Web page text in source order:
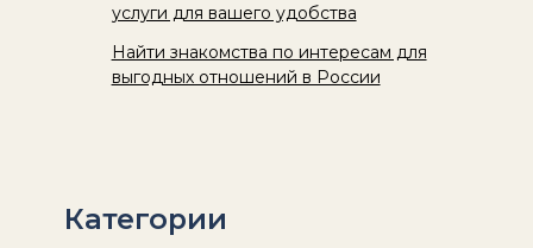
услуги для вашего удобства
Найти знакомства по интересам для
выгодных отношений в России
Категории